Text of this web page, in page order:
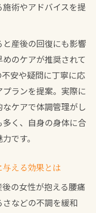
術やアドバイスを提
産後の回復にも影響
のケアが推奨されて
安や疑問に丁寧に応
ランを提案。実際に
ケアで体調管理がし
く、自身の身体に合
です。
える効果とは
の女性が抱える腰痛
などの不調を緩和